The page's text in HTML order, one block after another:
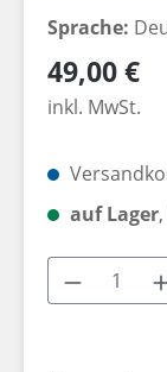
Sprache:
Regulärer
49,00 €
inkl. MwSt.
auf Lager
Produkt